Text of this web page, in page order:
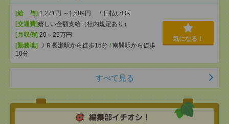
[給 与] 1,271円 ～1,589円 ＊日払いOK
[交通費]嬉しい全額支給（社内規定あり）
[月収例] 20～25万円
[勤務地]
ＪＲ長瀬駅から徒歩15分 / 南巽駅から徒歩
10分
気になる！
すべて見る